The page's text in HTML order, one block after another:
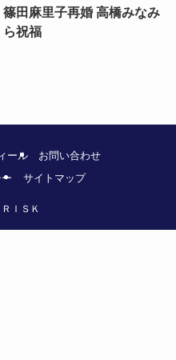
篠田麻里子再婚 高橋みなみ
ら祝福
ール
お問い合わせ
サイトマップ
ＩＳＫ